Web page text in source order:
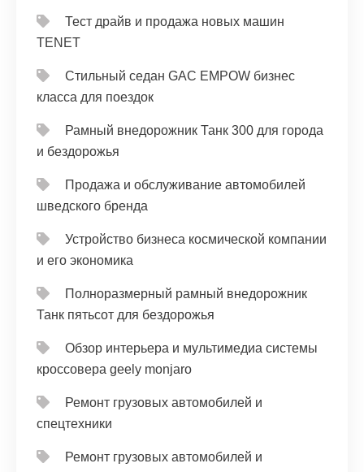
Тест драйв и продажа новых машин
TENET
Стильный седан GAC EMPOW бизнес
класса для поездок
Рамный внедорожник Танк 300 для города
и бездорожья
Продажа и обслуживание автомобилей
шведского бренда
Устройство бизнеса космической компании
и его экономика
Полноразмерный рамный внедорожник
Танк пятьсот для бездорожья
Обзор интерьера и мультимедиа системы
кроссовера geely monjaro
Ремонт грузовых автомобилей и
спецтехники
Ремонт грузовых автомобилей и